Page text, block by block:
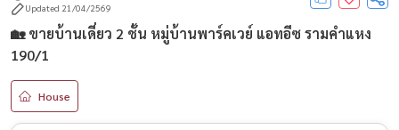
Updated 21/04/2569
🏡 ขายบ้านเดี่ยว 2 ชั้น หมู่บ้านพาร์คเวย์ แอทอีซ รามคำแหง
190/1
House